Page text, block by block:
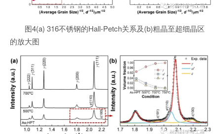
图4(a) 316不锈钢的Hall-Petch关系及(b)粗晶至超细晶区
的放大图